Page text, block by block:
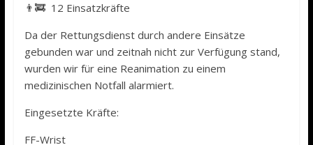
👨‍🚒 12 Einsatzkräfte
Da der Rettungsdienst durch andere Einsätze
gebunden war und zeitnah nicht zur Verfügung stand,
wurden wir für eine Reanimation zu einem
medizinischen Notfall alarmiert.
Eingesetzte Kräfte:
FF-Wrist